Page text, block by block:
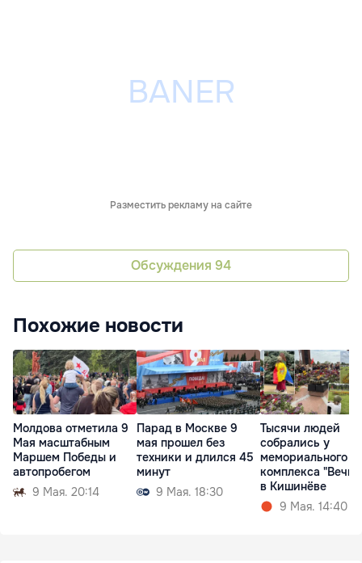
Разместить рекламу на сайте
Обсуждения 94
Похожие новости
Молдова отметила 9
Мая масштабным
Маршем Победы и
автопробегом
9 Мая. 20:14
Парад в Москве 9
мая прошел без
техники и длился 45
минут
9 Мая. 18:30
Тысячи людей
собрались у
мемориального
комплекса
в Кишинёве
9 Мая. 14:40